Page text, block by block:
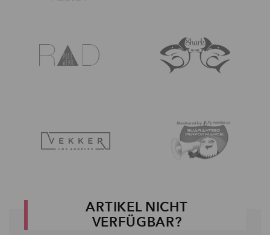
ARTIKEL NICHT
VERFÜGBAR?